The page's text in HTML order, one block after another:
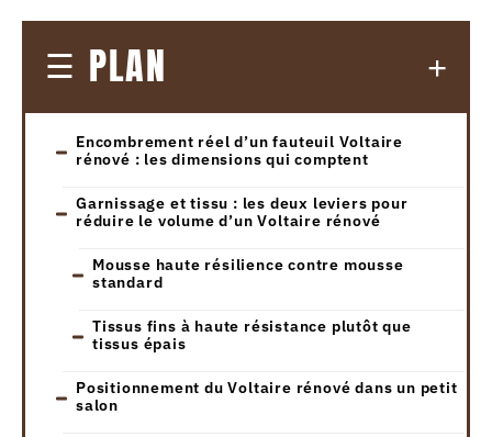
PLAN
Encombrement réel d’un fauteuil Voltaire
rénové : les dimensions qui comptent
Garnissage et tissu : les deux leviers pour
réduire le volume d’un Voltaire rénové
Mousse haute résilience contre mousse
standard
Tissus fins à haute résistance plutôt que
tissus épais
Positionnement du Voltaire rénové dans un petit
salon